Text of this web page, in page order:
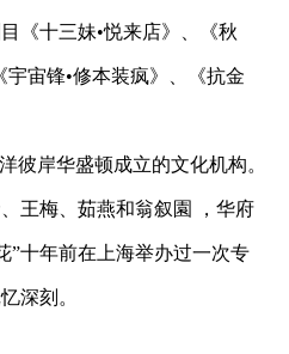
《十三妹•悦来店》、《秋
宙锋•修本装疯》、《抗金
彼岸华盛顿成立的文化机构。
王梅、茹燕和翁叙園 ，华府
”十年前在上海举办过一次专
深刻。